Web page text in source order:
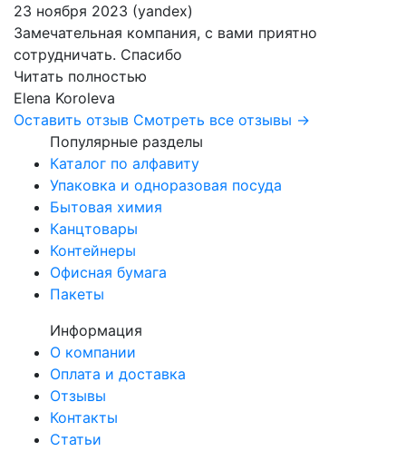
23 ноября 2023 (yandex)
Замечательная компания, с вами приятно
сотрудничать. Спасибо
Читать полностью
Elena Koroleva
Оставить отзыв Смотреть все отзывы →
Популярные разделы
Каталог по алфавиту
Упаковка и одноразовая посуда
Бытовая химия
Канцтовары
Контейнеры
Офисная бумага
Пакеты
Информация
О компании
Оплата и доставка
Отзывы
Контакты
Статьи